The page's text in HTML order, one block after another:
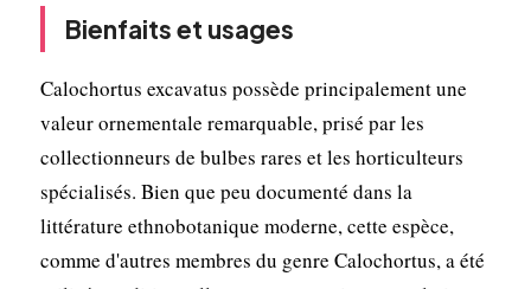
Bienfaits et usages
Calochortus excavatus possède principalement une
valeur ornementale remarquable, prisé par les
collectionneurs de bulbes rares et les horticulteurs
spécialisés. Bien que peu documenté dans la
littérature ethnobotanique moderne, cette espèce,
comme d'autres membres du genre Calochortus, a été